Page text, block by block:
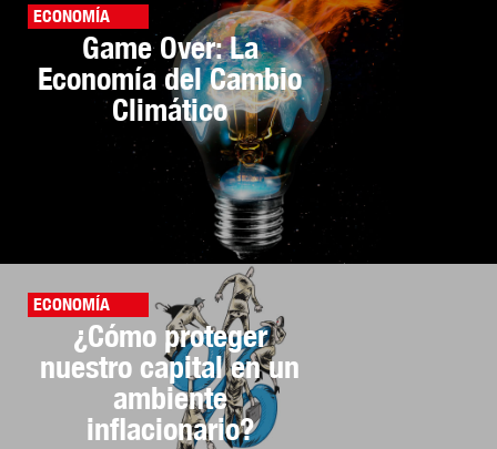
ECONOMÍA
Game Over: La
Economía del Cambio
Climático
ECONOMÍA
¿Cómo proteger
nuestro capital en un
ambiente
inflacionario?